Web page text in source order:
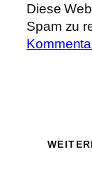
Diese
Spam zu